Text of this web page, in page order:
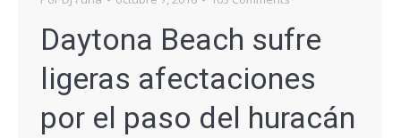
Daytona Beach sufre
ligeras afectaciones
por el paso del huracán